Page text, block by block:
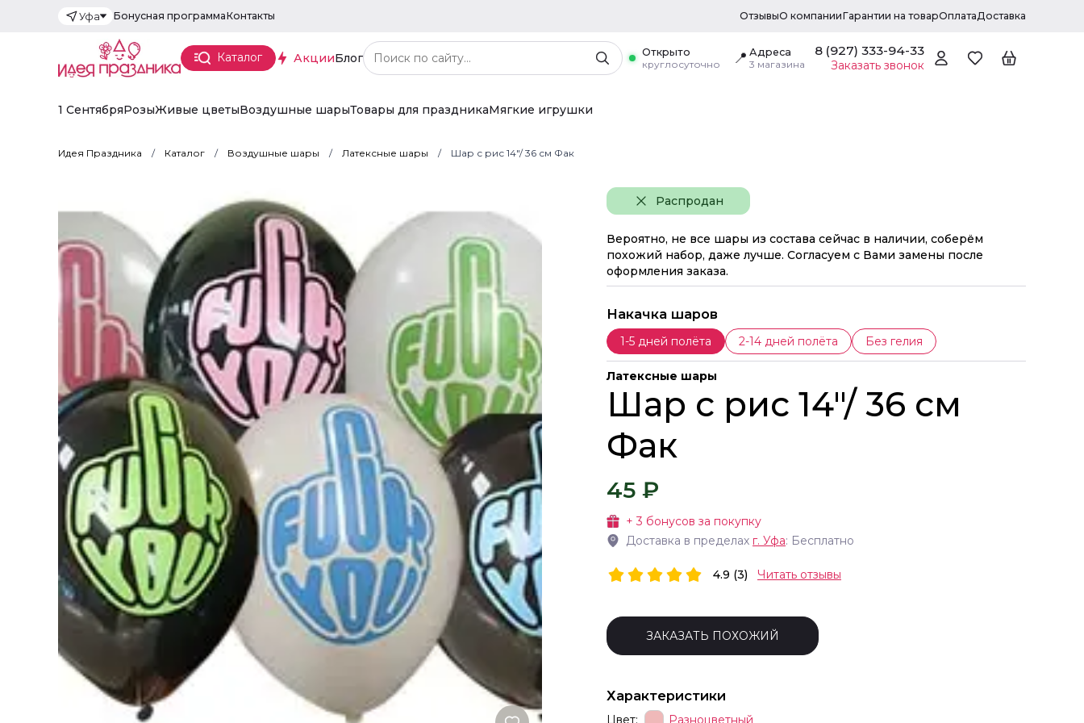
Уфа Бонусная программаКонтакты ОтзывыО компанииГарантии на товарОплатаДоставка
Каталог АкцииБлог
Открыто
круглосуточно
📍 Адреса
3 магазина
8 (927) 333-94-33
Заказать звонок
1 СентябряРозыЖивые цветыВоздушные шарыТовары для праздникаМягкие игрушки
Идея Праздника Каталог Воздушные шары Латексные шары Шар с рис 14"/ 36 см Фак
Распродан
Вероятно, не все шары из состава сейчас в наличии, соберём
похожий набор, даже лучше. Согласуем с Вами замены после
оформления заказа.
Накачка шаров
1-5 дней полёта 2-14 дней полёта Без гелия
Латексные шары
Шар с рис 14"/ 36 см
Фак
45 ₽
+3 бонусов за покупку
Доставка в пределах г. Уфа: Бесплатно
4.9 (3) Читать отзывы
ЗАКАЗАТЬ ПОХОЖИЙ
Характеристики
Цвет: Разноцветный